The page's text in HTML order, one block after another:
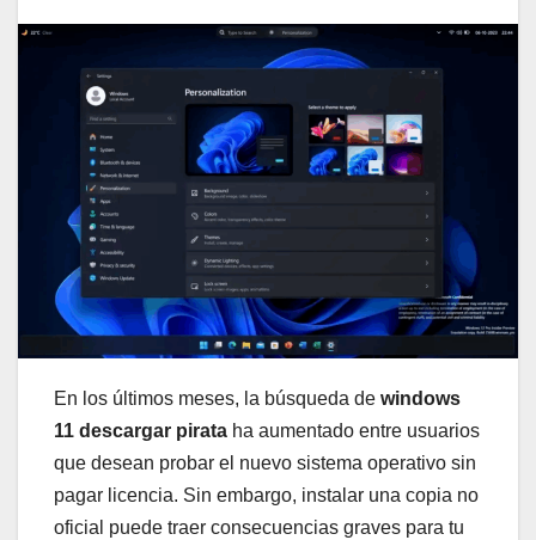
En los últimos meses, la búsqueda de windows
11 descargar pirata ha aumentado entre usuarios
que desean probar el nuevo sistema operativo sin
pagar licencia. Sin embargo, instalar una copia no
oficial puede traer consecuencias graves para tu